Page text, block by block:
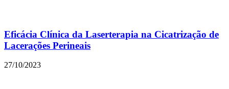
Eficácia Clínica da Laserterapia na Cicatrização de
Lacerações Perineais
27/10/2023